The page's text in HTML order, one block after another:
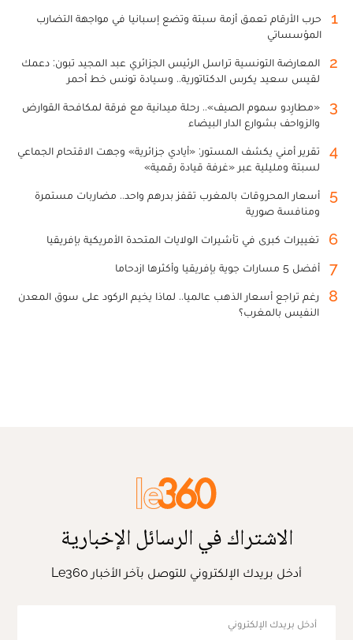
1
حرب الأرقام تعمق أزمة سبتة وتضع إسبانيا في مواجهة التضارب
المؤسساتي
2
المعارضة التونسية تراسل الرئيس الجزائري عبد المجيد تبون: دعمك
لقيس سعيد يكرس الدكتاتورية.. وسيادة تونس خط أحمر
3
«مطارِدو سموم الصيف».. رحلة ميدانية مع فرقة لمكافحة القوارض
والزواحف بشوارع الدار البيضاء
4
تقرير أمني يكشف المستور: «أيادي جزائرية» وجهت الاقتحام الجماعي
لسبتة ومليلية عبر «غرفة قيادة رقمية»
5
أسعار المحروقات بالمغرب تقفز بدرهم واحد.. مضاربات مستمرة
ومنافسة صورية
6 تغييرات كبرى في تأشيرات الولايات المتحدة الأمريكية بإفريقيا
7 أفضل 5 مسارات جوية بإفريقيا وأكثرها ازدحاما
8
رغم تراجع أسعار الذهب عالميا.. لماذا يخيم الركود على سوق المعدن
النفيس بالمغرب؟
الاشتراك في الرسائل الإخبارية
أدخل بريدك الإلكتروني للتوصل بآخر الأخبار Le360